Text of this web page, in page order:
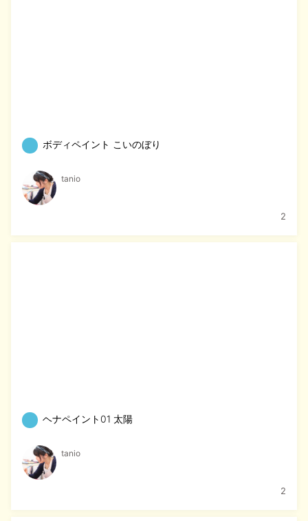
ボディペイント こいのぼり
tanio
2
ヘナペイント01 太陽
tanio
2